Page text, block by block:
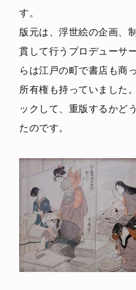
す。
版元は、浮世絵の企画、
貫して行うプロデューサ
らは江戸の町で書店も商
所有権も持っていました
ックして、重版するかど
たのです。